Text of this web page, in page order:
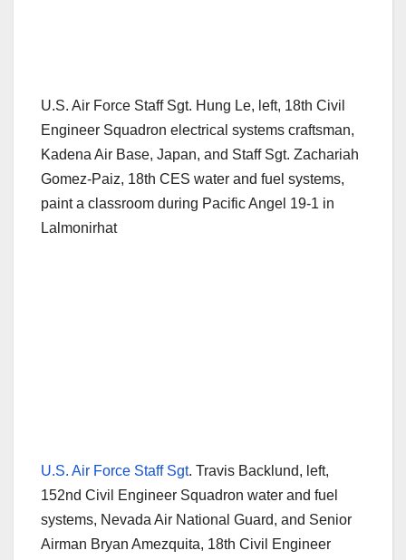
U.S. Air Force Staff Sgt. Hung Le, left, 18th Civil
Engineer Squadron electrical systems craftsman,
Kadena Air Base, Japan, and Staff Sgt. Zachariah
Gomez-Paiz, 18th CES water and fuel systems,
paint a classroom during Pacific Angel 19-1 in
Lalmonirhat
U.S. Air Force Staff Sgt. Travis Backlund, left,
152nd Civil Engineer Squadron water and fuel
systems, Nevada Air National Guard, and Senior
Airman Bryan Amezquita, 18th Civil Engineer